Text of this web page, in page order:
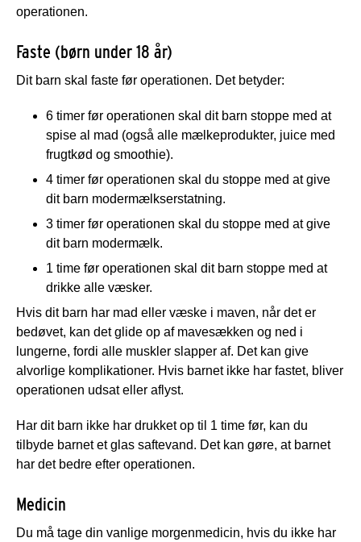
operationen.
Faste (børn under 18 år)
Dit barn skal faste før operationen. Det betyder:
6 timer før operationen skal dit barn stoppe med at
spise al mad (også alle mælkeprodukter, juice med
frugtkød og smoothie).
4 timer før operationen skal du stoppe med at give
dit barn modermælkserstatning.
3 timer før operationen skal du stoppe med at give
dit barn modermælk.
1 time før operationen skal dit barn stoppe med at
drikke alle væsker.
Hvis dit barn har mad eller væske i maven, når det er
bedøvet, kan det glide op af mavesækken og ned i
lungerne, fordi alle muskler slapper af. Det kan give
alvorlige komplikationer. Hvis barnet ikke har fastet, bliver
operationen udsat eller aflyst.
Har dit barn ikke har drukket op til 1 time før, kan du
tilbyde barnet et glas saftevand. Det kan gøre, at barnet
har det bedre efter operationen.
Medicin
Du må tage din vanlige morgenmedicin, hvis du ikke har